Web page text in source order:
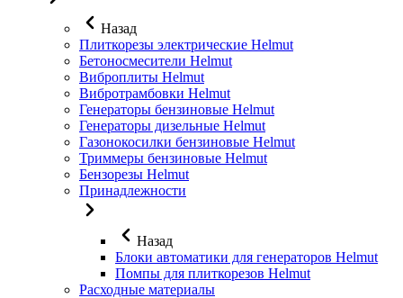
Назад
Плиткорезы электрические Helmut
Бетоносмесители Helmut
Виброплиты Helmut
Вибротрамбовки Helmut
Генераторы бензиновые Helmut
Генераторы дизельные Helmut
Газонокосилки бензиновые Helmut
Триммеры бензиновые Helmut
Бензорезы Helmut
Принадлежности
Назад
Блоки автоматики для генераторов Helmut
Помпы для плиткорезов Helmut
Расходные материалы